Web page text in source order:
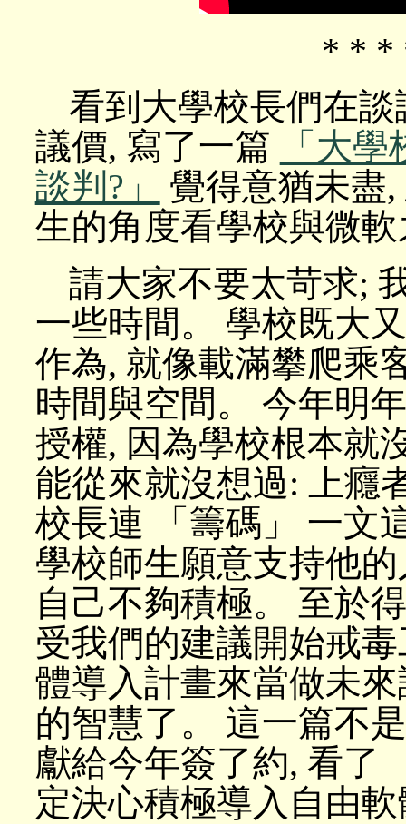
* * *
看到大學校長們在
議價, 寫了一篇
「大
談判?」
覺得意猶未盡,
生的角度看學校與微
請大家不要太苛求;
一些時間。 學校既大
作為, 就像載滿攀爬乘
時間與空間。 今年明
授權, 因為學校根本就
能從來就沒想過: 上癮
校長連 「籌碼」 一文
學校師生願意支持他
自己不夠積極。 至於
受我們的建議開始戒
體導入計畫來當做未
的智慧了。 這一篇不
獻給今年簽了約, 看了
定決心積極導入自由